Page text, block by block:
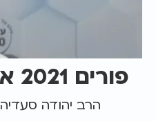
פורים 2021 איך לשמוח מעל הטבע
הרב יהודה סעדיה